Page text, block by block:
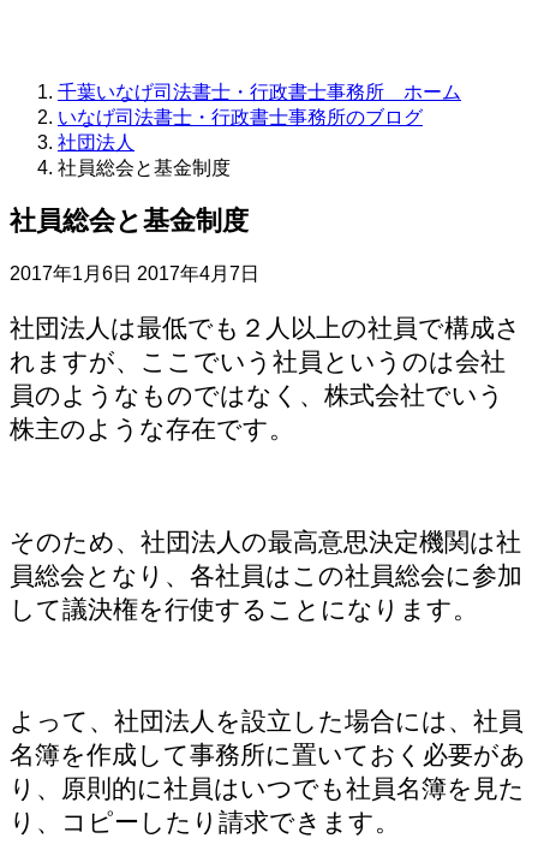
千葉いなげ司法書士・行政書士事務所 ホーム
いなげ司法書士・行政書士事務所のブログ
社団法人
社員総会と基金制度
社員総会と基金制度
2017年1月6日 最
更
日
時
2017年4月7日
社団法人は最低でも２人以上の社員で構成さ
れますが、ここでいう社員というのは会社
員のようなものではなく、株式会社でいう
株主のような存在です。
そのため、社団法人の最高意思決定機関は社
員総会となり、各社員はこの社員総会に参加
して議決権を行使することになります。
よって、社団法人を設立した場合には、社員
名簿を作成して事務所に置いておく必要があ
り、原則的に社員はいつでも社員名簿を見た
り、コピーしたり請求できます。